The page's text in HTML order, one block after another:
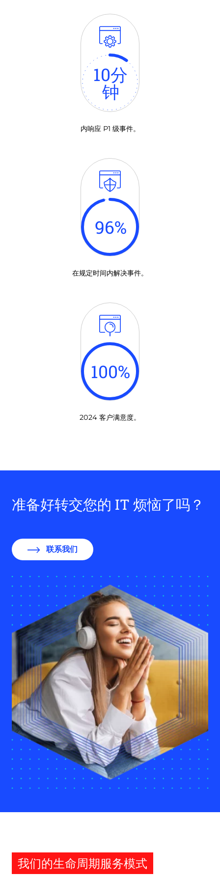
10分
钟
内响应 P1 级事件。
96%
在规定时间内解决事件。
100%
2024 客户满意度。
准备好转交您的 IT 烦恼了吗？
联系我们
我们的生命周期服务模式